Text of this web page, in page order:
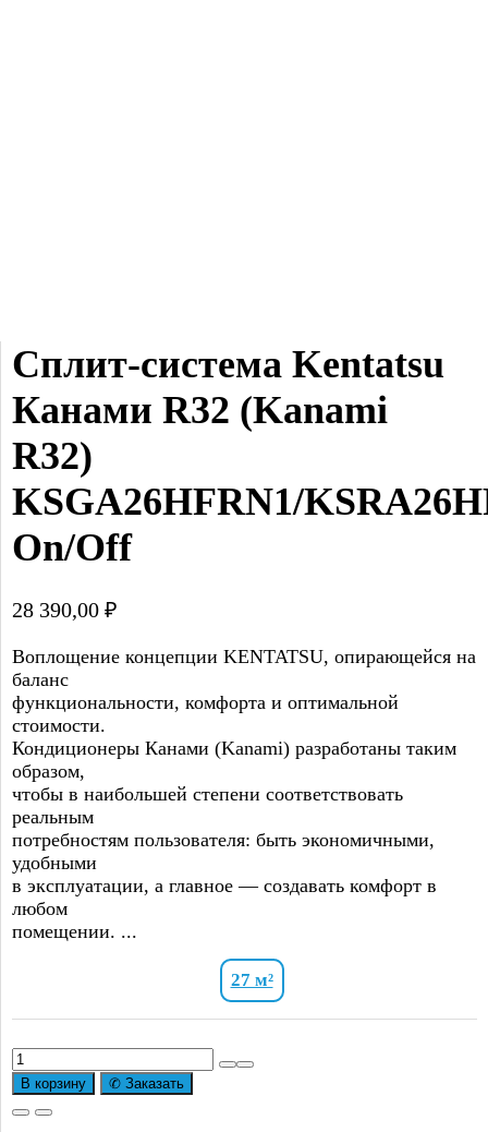
Сплит-система Kentatsu
Канами R32 (Kanami
R32)
KSGA26HFRN1/
On/Off
28 390,00 ₽
Воплощение концепции KENTATSU, опирающейся на
баланс
функциональности, комфорта и оптимальной
стоимости.
Кондиционеры Канами (Kanami) разработаны таким
образом,
чтобы в наибольшей степени соответствовать
реальным
потребностям пользователя: быть экономичными,
удобными
в эксплуатации, а главное — создавать комфорт в
любом
помещении. ...
27 м²
В корзину ✆ Заказать